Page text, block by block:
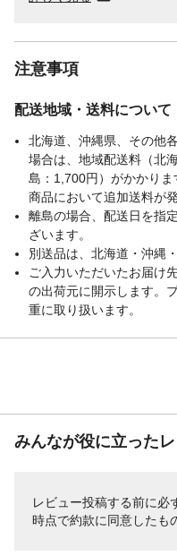
注意事項
配送地域・送料について
北海道、沖縄県、その他
場合は、地域配送料（北
島：1,700円）がかかり
商品において追加送料が
離島の場合、配送日を指
ざいます。
別送品は、北海道・沖縄
ご入力いただいたお届け
の出荷元に開示します。
重に取り扱います。
みんなが役に立った
レビュー投稿する前に必
時点で約款に同意したも